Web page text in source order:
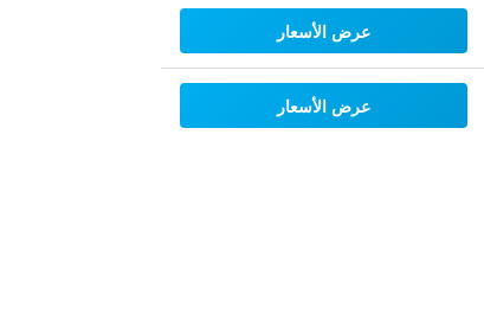
عرض الأسعار
عرض الأسعار